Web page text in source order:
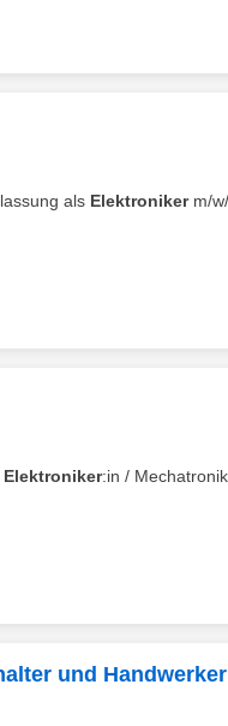
als Elektronikerm/
Elektroniker:in /
und Handwerker